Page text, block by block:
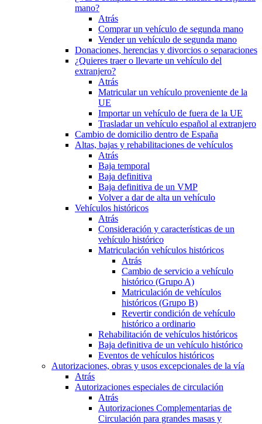
mano?
Atrás
Comprar un vehículo de segunda mano
Vender un vehículo de segunda mano
Donaciones, herencias y divorcios o separaciones
¿Quieres traer o llevarte un vehículo del
extranjero?
Atrás
Matricular un vehículo proveniente de la
UE
Importar un vehículo de fuera de la UE
Trasladar un vehículo español al extranjero
Cambio de domicilio dentro de España
Altas, bajas y rehabilitaciones de vehículos
Atrás
Baja temporal
Baja definitiva
Baja definitiva de un VMP
Volver a dar de alta un vehículo
Vehículos históricos
Atrás
Consideración y características de un
vehículo histórico
Matriculación vehículos históricos
Atrás
Cambio de servicio a vehículo
histórico (Grupo A)
Matriculación de vehículos
históricos (Grupo B)
Revertir condición de vehículo
histórico a ordinario
Rehabilitación de vehículos históricos
Baja definitiva de un vehículo histórico
Eventos de vehículos históricos
Autorizaciones, obras y usos excepcionales de la vía
Atrás
Autorizaciones especiales de circulación
Atrás
Autorizaciones Complementarias de
Circulación para grandes masas y